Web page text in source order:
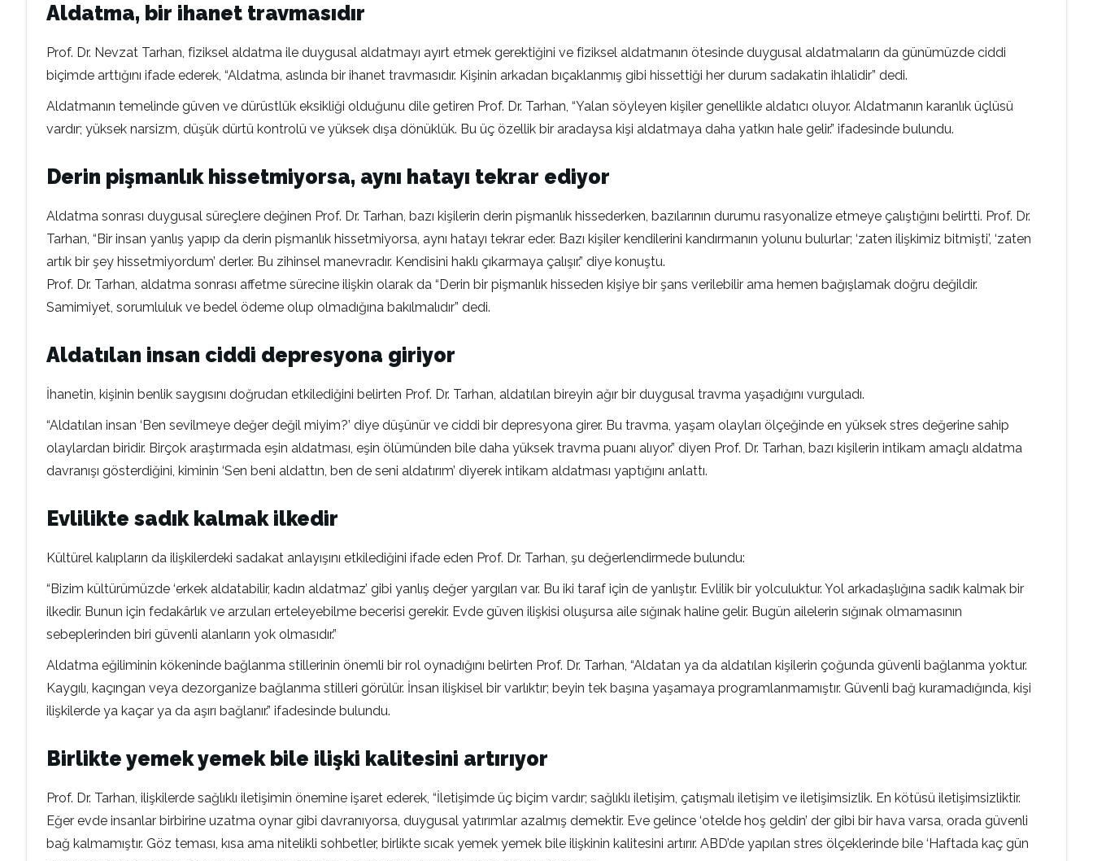
Aldatma, bir ihanet travmasıdır
Prof. Dr. Nevzat Tarhan, fiziksel aldatma ile duygusal aldatmayı ayırt etmek gerektiğini ve fiziksel aldatmanın ötesinde duygusal aldatmaların da günümüzde ciddi
biçimde arttığını ifade ederek, “Aldatma, aslında bir ihanet travmasıdır. Kişinin arkadan bıçaklanmış gibi hissettiği her durum sadakatin ihlalidir” dedi.
Aldatmanın temelinde güven ve dürüstlük eksikliği olduğunu dile getiren Prof. Dr. Tarhan, “Yalan söyleyen kişiler genellikle aldatıcı oluyor. Aldatmanın karanlık üçlüsü
vardır; yüksek narsizm, düşük dürtü kontrolü ve yüksek dışa dönüklük. Bu üç özellik bir aradaysa kişi aldatmaya daha yatkın hale gelir.” ifadesinde bulundu.
Derin pişmanlık hissetmiyorsa, aynı hatayı tekrar ediyor
Aldatma sonrası duygusal süreçlere değinen Prof. Dr. Tarhan, bazı kişilerin derin pişmanlık hissederken, bazılarının durumu rasyonalize etmeye çalıştığını belirtti. Prof. Dr.
Tarhan, “Bir insan yanlış yapıp da derin pişmanlık hissetmiyorsa, aynı hatayı tekrar eder. Bazı kişiler kendilerini kandırmanın yolunu bulurlar; ‘zaten ilişkimiz bitmişti’, ‘zaten
artık bir şey hissetmiyordum’ derler. Bu zihinsel manevradır. Kendisini haklı çıkarmaya çalışır.” diye konuştu.
Prof. Dr. Tarhan, aldatma sonrası affetme sürecine ilişkin olarak da “Derin bir pişmanlık hisseden kişiye bir şans verilebilir ama hemen bağışlamak doğru değildir.
Samimiyet, sorumluluk ve bedel ödeme olup olmadığına bakılmalıdır” dedi.
Aldatılan insan ciddi depresyona giriyor
İhanetin, kişinin benlik saygısını doğrudan etkilediğini belirten Prof. Dr. Tarhan, aldatılan bireyin ağır bir duygusal travma yaşadığını vurguladı.
“Aldatılan insan ‘Ben sevilmeye değer değil miyim?’ diye düşünür ve ciddi bir depresyona girer. Bu travma, yaşam olayları ölçeğinde en yüksek stres değerine sahip
olaylardan biridir. Birçok araştırmada eşin aldatması, eşin ölümünden bile daha yüksek travma puanı alıyor.” diyen Prof. Dr. Tarhan, bazı kişilerin intikam amaçlı aldatma
davranışı gösterdiğini, kiminin ‘Sen beni aldattın, ben de seni aldatırım’ diyerek intikam aldatması yaptığını anlattı.
Evlilikte sadık kalmak ilkedir
Kültürel kalıpların da ilişkilerdeki sadakat anlayışını etkilediğini ifade eden Prof. Dr. Tarhan, şu değerlendirmede bulundu:
“Bizim kültürümüzde ‘erkek aldatabilir, kadın aldatmaz’ gibi yanlış değer yargıları var. Bu iki taraf için de yanlıştır. Evlilik bir yolculuktur. Yol arkadaşlığına sadık kalmak bir
ilkedir. Bunun için fedakârlık ve arzuları erteleyebilme becerisi gerekir. Evde güven ilişkisi oluşursa aile sığınak haline gelir. Bugün ailelerin sığınak olmamasının
sebeplerinden biri güvenli alanların yok olmasıdır.”
Aldatma eğiliminin kökeninde bağlanma stillerinin önemli bir rol oynadığını belirten Prof. Dr. Tarhan, “Aldatan ya da aldatılan kişilerin çoğunda güvenli bağlanma yoktur.
Kaygılı, kaçıngan veya dezorganize bağlanma stilleri görülür. İnsan ilişkisel bir varlıktır; beyin tek başına yaşamaya programlanmamıştır. Güvenli bağ kuramadığında, kişi
ilişkilerde ya kaçar ya da aşırı bağlanır.” ifadesinde bulundu.
Birlikte yemek yemek bile ilişki kalitesini artırıyor
Prof. Dr. Tarhan, ilişkilerde sağlıklı iletişimin önemine işaret ederek, “İletişimde üç biçim vardır; sağlıklı iletişim, çatışmalı iletişim ve iletişimsizlik. En kötüsü iletişimsizliktir.
Eğer evde insanlar birbirine uzatma oynar gibi davranıyorsa, duygusal yatırımlar azalmış demektir. Eve gelince ‘otelde hoş geldin’ der gibi bir hava varsa, orada güvenli
bağ kalmamıştır. Göz teması, kısa ama nitelikli sohbetler, birlikte sıcak yemek yemek bile ilişkinin kalitesini artırır. ABD’de yapılan stres ölçeklerinde bile ‘Haftada kaç gün